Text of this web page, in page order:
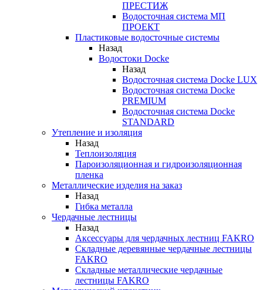
ПРЕСТИЖ
Водосточная система МП
ПРОЕКТ
Пластиковые водосточные системы
Назад
Водостоки Docke
Назад
Водосточная система Docke LUX
Водосточная система Docke
PREMIUM
Водосточная система Docke
STANDARD
Утепление и изоляция
Назад
Теплоизоляция
Пароизоляционная и гидроизоляционная
пленка
Металлические изделия на заказ
Назад
Гибка металла
Чердачные лестницы
Назад
Аксессуары для чердачных лестниц FAKRO
Складные деревянные чердачные лестницы
FAKRO
Складные металлические чердачные
лестницы FAKRO